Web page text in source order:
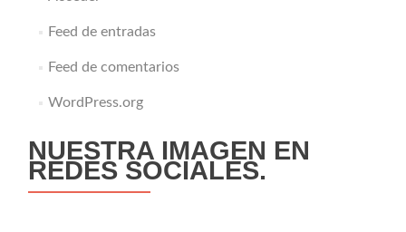
Feed de entradas
Feed de comentarios
WordPress.org
NUESTRA IMAGEN EN
REDES SOCIALES.